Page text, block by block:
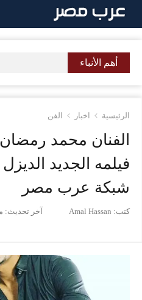
التخطي
أهم الأنباء
الرئيسية اخبار الفن
الفنان محمد
فيلمه الجديد
شبكة عرب مصر
كتب: Amal Hassan آخر تحديث: